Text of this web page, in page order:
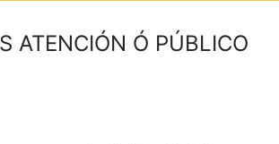
ATENCIÓN Ó PÚBLICO